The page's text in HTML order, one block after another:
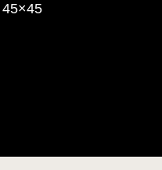
45×45